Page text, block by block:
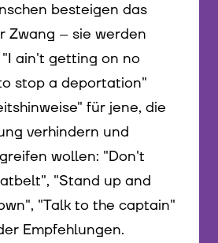
besteigen das
Zwang – sie werden
ain't getting on no
stop a deportation"
für jene, die
verhindern und
wollen: "Don't
"Stand up and
"Talk to the captain"
Empfehlungen.